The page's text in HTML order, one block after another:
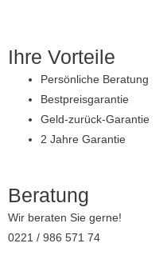
springen
Ihre Vorteile
Persönliche Beratung
Bestpreisgarantie
Geld-zurück-Garantie
2 Jahre Garantie
Beratung
Wir beraten Sie gerne!
0221 / 986 571 74